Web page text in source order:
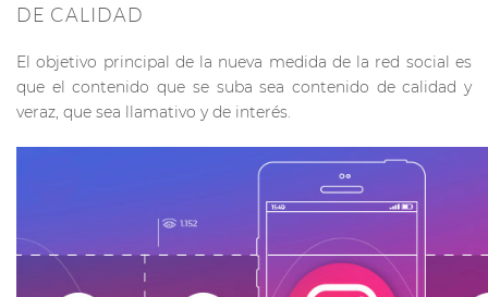
DE CALIDAD
El objetivo principal de la nueva medida de la red social es
que el contenido que se suba sea contenido de calidad y
veraz, que sea llamativo y de interés.